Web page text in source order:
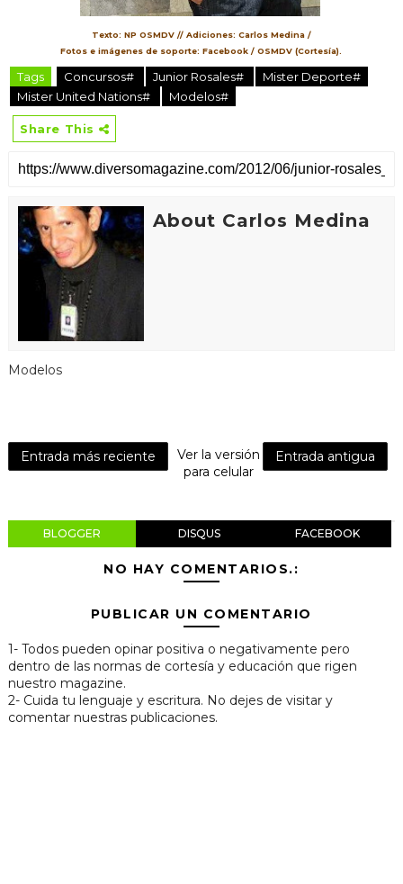
Texto: NP OSMDV // Adiciones: Carlos Medina /
Fotos e imágenes de soporte: Facebook / OSMDV (Cortesía).
Tags Concursos# Junior Rosales#
Mister Deporte#
Mister United Nations#
Modelos#
Share This
About Carlos Medina
Modelos
Entrada más reciente Entrada antigua
Ver la versión
para celular
BLOGGER DISQUS FACEBOOK
NO HAY COMENTARIOS.:
PUBLICAR UN COMENTARIO
1- Todos pueden opinar positiva o negativamente pero
dentro de las normas de cortesía y educación que rigen
nuestro magazine.
2- Cuida tu lenguaje y escritura. No dejes de visitar y
comentar nuestras publicaciones.